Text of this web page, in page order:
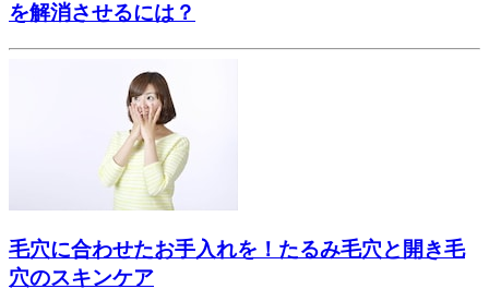
を解消させるには？
毛穴に合わせたお手入れを！たるみ毛穴と開き毛
穴のスキンケア